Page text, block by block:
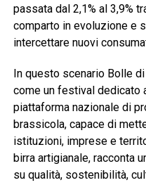
passata dal 2,1% al 3,9%
comparto in evoluzione e
intercettare nuovi
In questo scenario Bolle
come un festival dedicato
piattaforma nazionale di
brassicola, capace di
istituzioni, imprese e
birra artigianale, racconta
su qualità, sostenibilità,